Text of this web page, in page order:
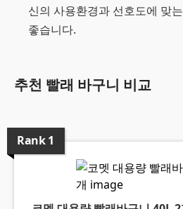
신의 사용환경과 선호도에 맞
좋습니다.
추천 빨래 바구니 비교
Rank1